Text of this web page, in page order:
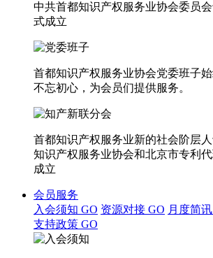
中共首都知识产权服务业协会委员
式成立
首都知识产权服务业协会党委班子始
不忘初心，为会员们提供服务。
首都知识产权服务业新的社会阶层
知识产权服务业协会和北京市专利
成立
会员服务
入会须知 GO 资源对接 GO 月度简讯
支持政策 GO